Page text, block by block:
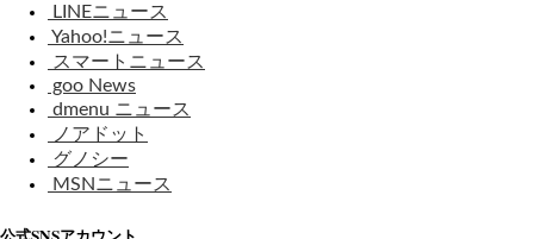
LINEニュース
Yahoo!ニュース
スマートニュース
goo News
dmenu ニュース
ノアドット
グノシー
MSNニュース